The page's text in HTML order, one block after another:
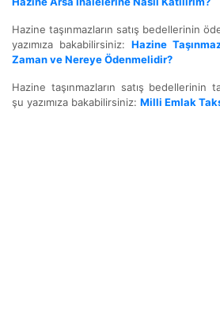
Hazine taşınmazların satış bedellerinin
yazımıza bakabilirsiniz: Hazine
Zaman ve Nereye Ödenmelidir?
Hazine taşınmazların satış bedellerinin
şu yazımıza bakabilirsiniz: Milli Emlak